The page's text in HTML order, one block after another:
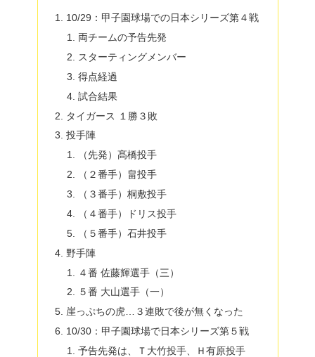
10/29：甲子園球場での日本シリーズ第４戦
両チームの予告先発
スターティングメンバー
得点経過
試合結果
タイガース １勝３敗
投手陣
（先発）髙橋投手
（２番手）畠投手
（３番手）桐敷投手
（４番手）ドリス投手
（５番手）石井投手
野手陣
４番 佐藤輝選手（三）
５番 大山選手（一）
崖っぷちの虎…３連敗で後が無くなった
10/30：甲子園球場で日本シリーズ第５戦
予告先発は、Ｔ大竹投手、Ｈ有原投手